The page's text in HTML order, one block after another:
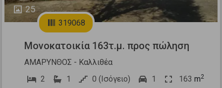
25
319068
Μονοκατοικία 163τ.μ. προς πώληση
ΑΜΑΡΥΝΘΟΣ - Καλλιθέα
2
1 0 (Ισόγειο) 1 163 m2